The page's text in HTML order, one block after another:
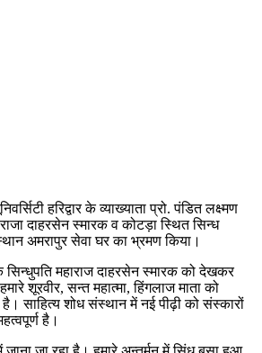
हरिद्वार के व्याख्याता प्रो. पंडित लक्ष्मण
दाहरसेन स्मारक व कोटड़ा स्थित सिन्ध
अमरापुर सेवा घर का भ्रमण किया।
सिन्धुपति महाराज दाहरसेन स्मारक को देखकर
शूरवीर, सन्त महात्मा, हिंगलाज माता को
साहित्य शोध संस्थान में नई पीढ़ी को संस्कारों
है।